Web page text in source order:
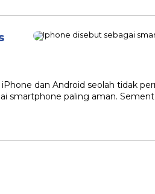
dan Android seolah tidak
smartphone paling aman.